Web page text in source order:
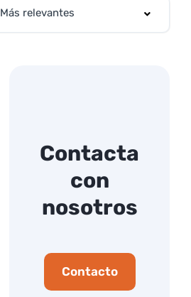
Más relevantes
Contacta
con
nosotros
Contacto